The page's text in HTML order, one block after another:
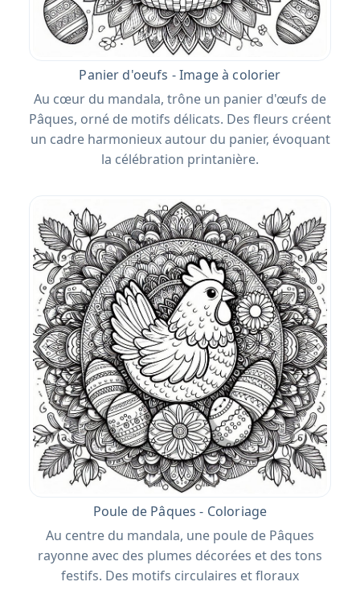
Panier d'oeufs - Image à colorier
Au cœur du mandala, trône un panier d'œufs de
Pâques, orné de motifs délicats. Des fleurs créent
un cadre harmonieux autour du panier, évoquant
la célébration printanière.
Poule de Pâques - Coloriage
Au centre du mandala, une poule de Pâques
rayonne avec des plumes décorées et des tons
festifs. Des motifs circulaires et floraux